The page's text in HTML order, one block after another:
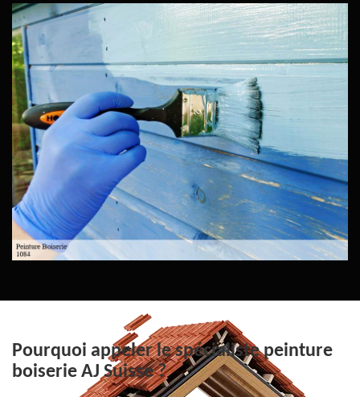
Pourquoi appeler le spécialiste peinture
boiserie AJ Suisse ?